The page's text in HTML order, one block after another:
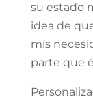
su estado
idea de
mis
parte que